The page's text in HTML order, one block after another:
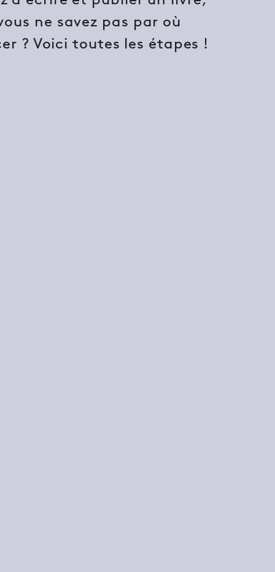
ne savez pas par où
? Voici toutes les étapes !